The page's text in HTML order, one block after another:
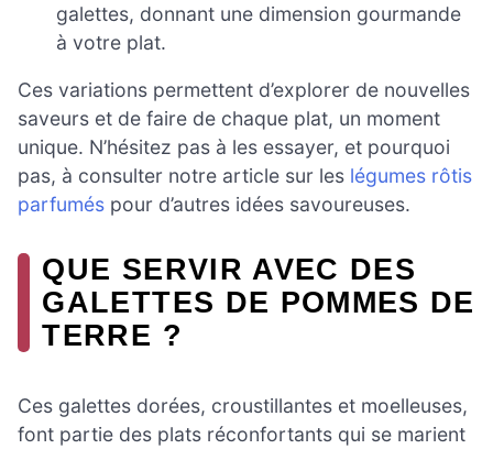
galettes, donnant une dimension gourmande
à votre plat.
Ces variations permettent d’explorer de nouvelles
saveurs et de faire de chaque plat, un moment
unique. N’hésitez pas à les essayer, et pourquoi
pas, à consulter notre article sur les légumes rôtis
parfumés pour d’autres idées savoureuses.
QUE SERVIR AVEC DES
GALETTES DE POMMES DE
TERRE ?
Ces galettes dorées, croustillantes et moelleuses,
font partie des plats réconfortants qui se marient